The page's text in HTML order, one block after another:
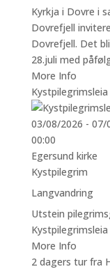
Kyrkja i Dovre i
Dovrefjell
Dovrefjell. Det
28.juli med
More Info
03/08/2026 -
00:00
Egersund kirke
Kystpilegrim
Langvandring
Utstein
More Info
2 dagers tur fra